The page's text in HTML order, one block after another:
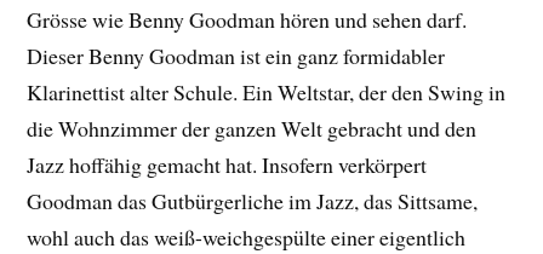
Grösse wie Benny Goodman hören und sehen darf.
Dieser Benny Goodman ist ein ganz formidabler
Klarinettist alter Schule. Ein Weltstar, der den Swing in
die Wohnzimmer der ganzen Welt gebracht und den
Jazz hoffähig gemacht hat. Insofern verkörpert
Goodman das Gutbürgerliche im Jazz, das Sittsame,
wohl auch das weiß-weichgespülte einer eigentlich